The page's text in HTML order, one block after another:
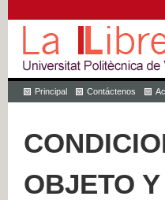
Principal Contáctenos
OBJETO